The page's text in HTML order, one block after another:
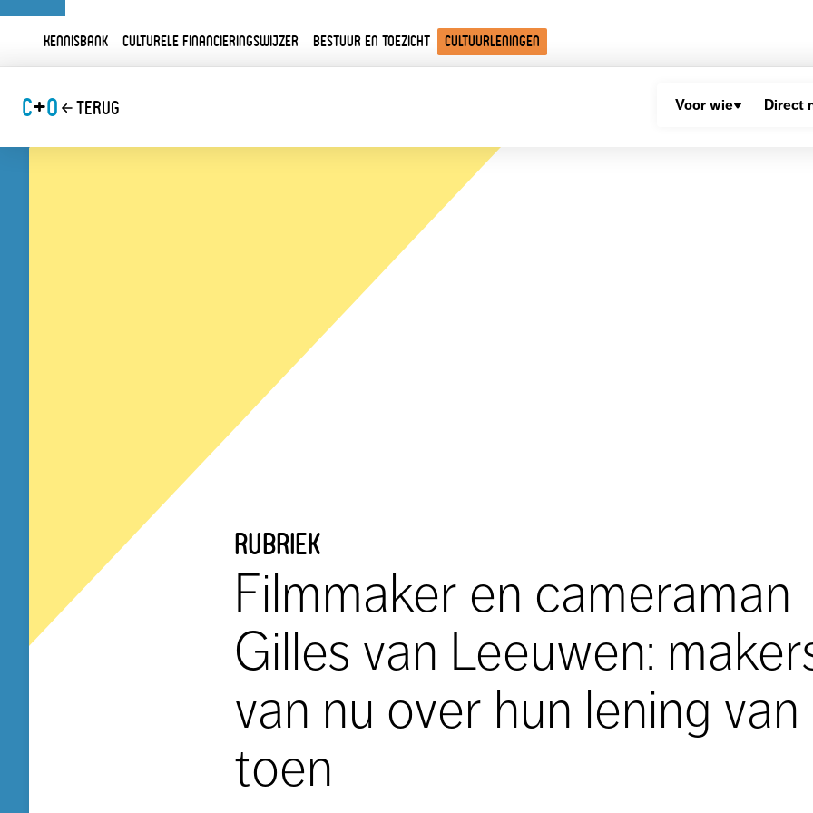
Kennisbank Culturele financieringswijzer Bestuur en toezicht Cultuurleningen
C+O Terug Voor wie Direct
rubriek
Filmmaker en cameraman
Gilles van Leeuwen:
van nu over hun lening van
toen